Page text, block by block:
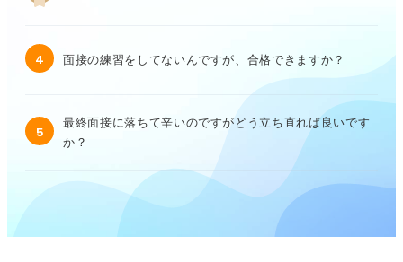
4 面接の練習をしてないんですが、合格できますか？
5
最終面接に落ちて辛いのですがどう立ち直れば良いです
か？